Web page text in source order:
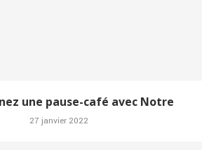
une pause-café avec Notre
27 janvier 2022